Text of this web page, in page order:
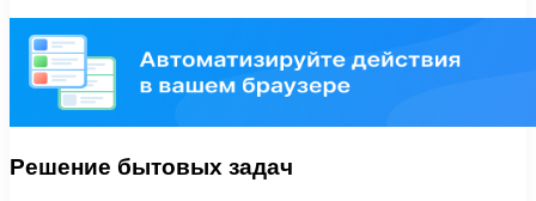
Решение бытовых задач